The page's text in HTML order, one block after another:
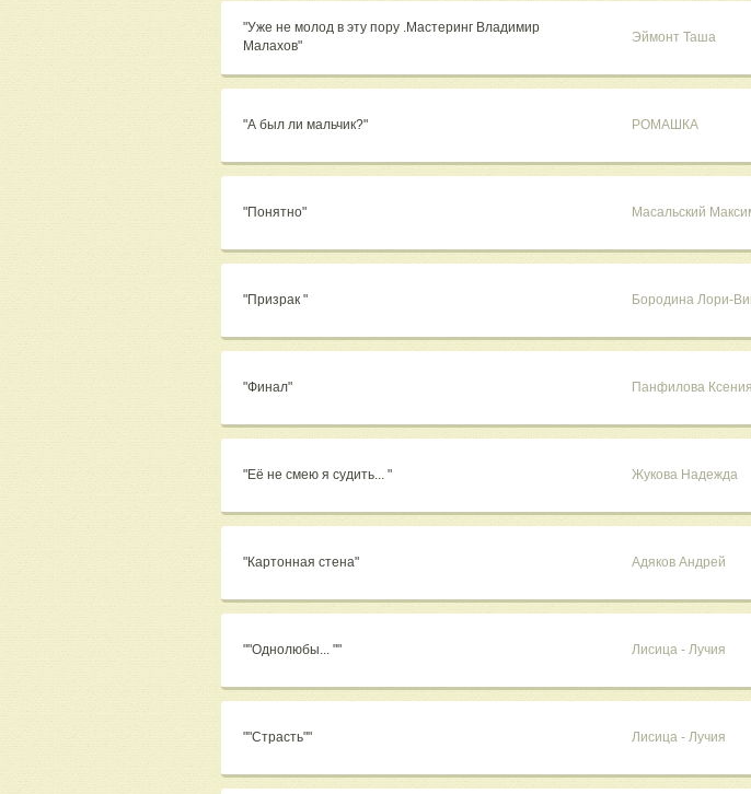
"Уже не молод в эту пору .Мастеринг Владимир
Малахов"
Эймонт Таша
"А был ли мальчик?" РОМАШКА
"Понятно" Масальский
"Призрак " Бородина Лори-
"Финал" Панфилова Ксения
"Еë не смею я судить... " Жукова Надежда
"Картонная стена" Адяков Андрей
""Однолюбы... "" Лисица - Лучия
""Страсть"" Лисица - Лучия